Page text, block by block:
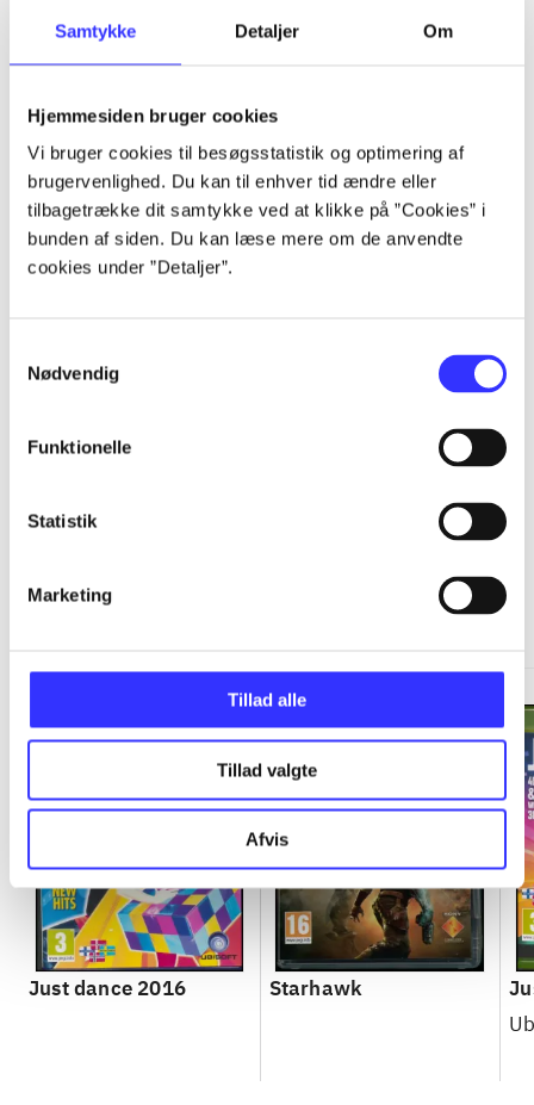
Samtykke Detaljer Om
Hjemmesiden bruger cookies
Vi bruger cookies til besøgsstatistik og optimering af
brugervenlighed. Du kan til enhver tid ændre eller
tilbagetrække dit samtykke ved at klikke på ”Cookies” i
bunden af siden. Du kan læse mere om de anvendte
cookies under ”Detaljer”.
Nødvendig
Funktionelle
Statistik
Marketing
Tillad alle
Tillad valgte
Afvis
Artikler
...
...
Minder om
Just dance 2016 Starhawk